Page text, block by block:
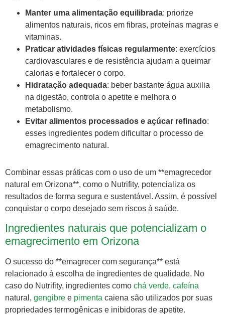
Manter uma alimentação equilibrada: priorize
alimentos naturais, ricos em fibras, proteínas magras e
vitaminas.
Praticar atividades físicas regularmente: exercícios
cardiovasculares e de resistência ajudam a queimar
calorias e fortalecer o corpo.
Hidratação adequada: beber bastante água auxilia
na digestão, controla o apetite e melhora o
metabolismo.
Evitar alimentos processados e açúcar refinado:
esses ingredientes podem dificultar o processo de
emagrecimento natural.
Combinar essas práticas com o uso de um **emagrecedor
natural em Orizona**, como o Nutrifity, potencializa os
resultados de forma segura e sustentável. Assim, é possível
conquistar o corpo desejado sem riscos à saúde.
Ingredientes naturais que potencializam o
emagrecimento em Orizona
O sucesso do **emagrecer com segurança** está
relacionado à escolha de ingredientes de qualidade. No
caso do Nutrifity, ingredientes como chá verde, cafeína
natural, gengibre e pimenta caiena são utilizados por suas
propriedades termogênicas e inibidoras de apetite.